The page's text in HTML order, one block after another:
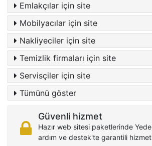
Emlakçılar için site
Mobilyacılar için site
Nakliyeciler için site
Temizlik firmaları için site
Servisçiler için site
Tümünü göster
Güvenli hizmet
Hazır web sitesi paketlerinde
ardım ve destek'te garantili